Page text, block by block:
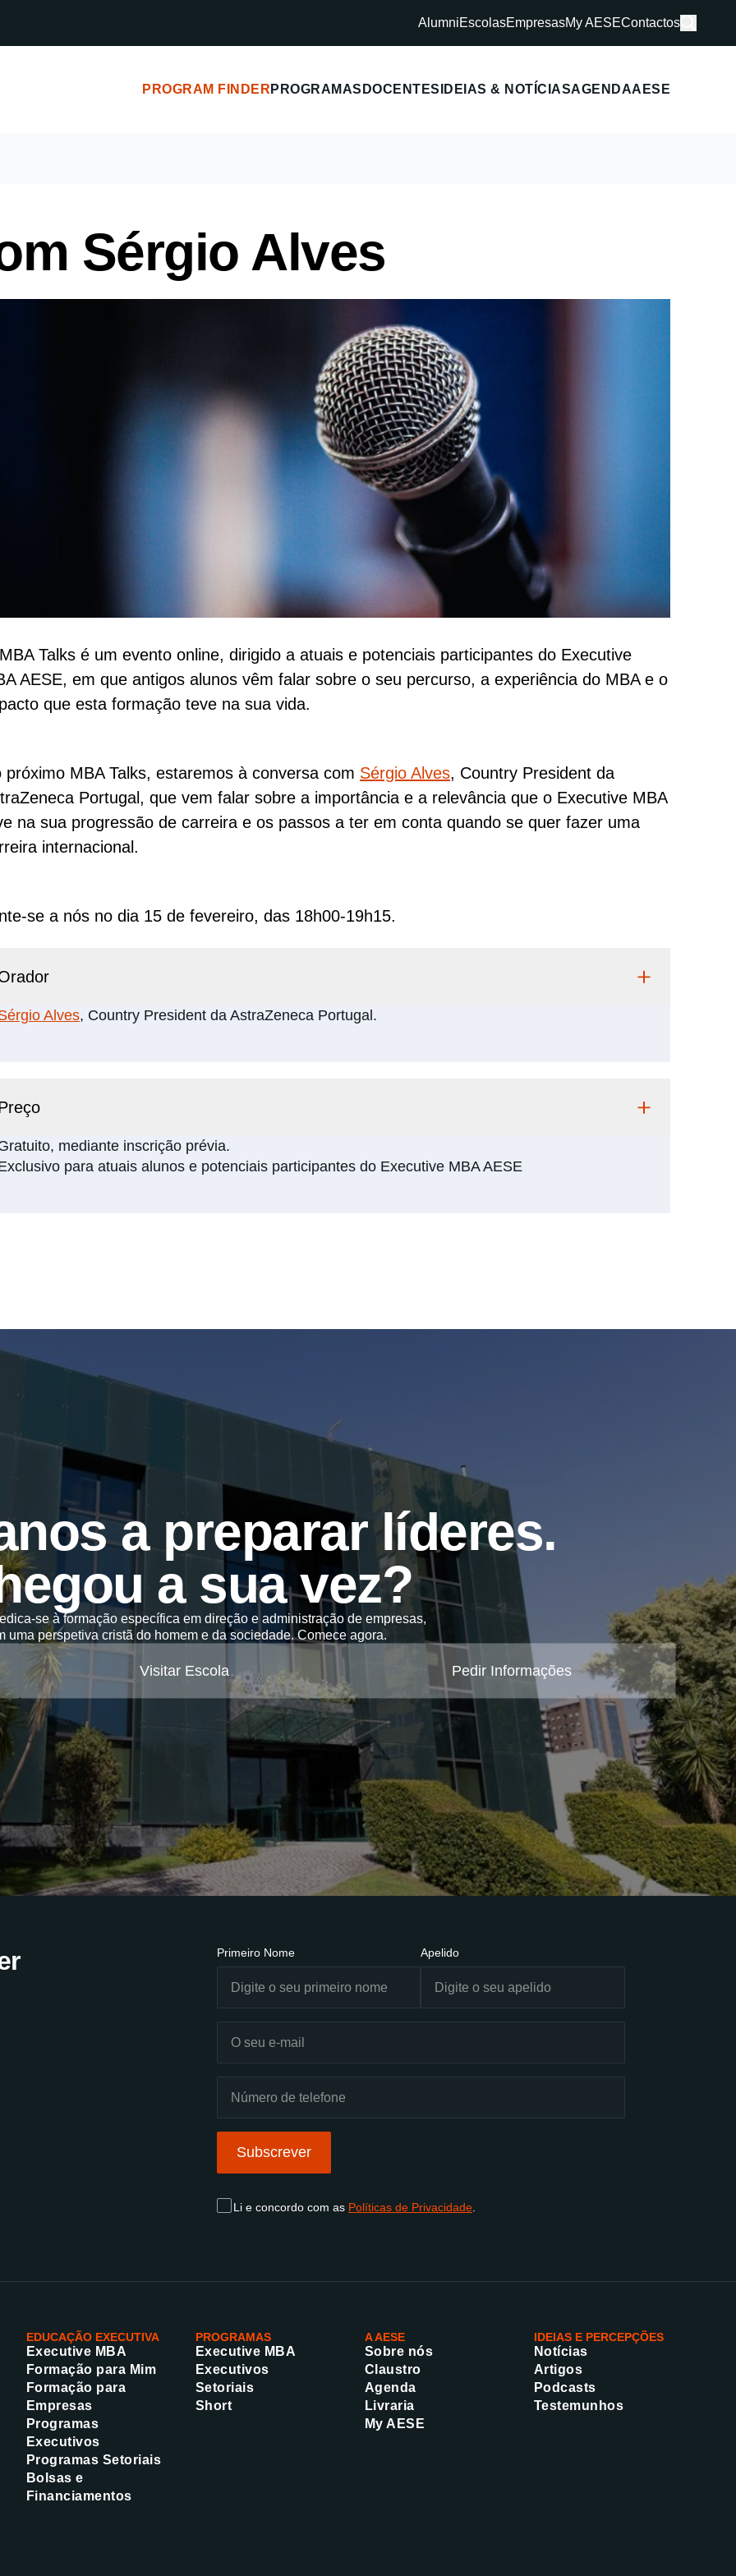
AlumniEscolasEmpresasMy AESEContactos
PROGRAM FINDER PROGRAMAS DOCENTES IDEIAS & NOTÍCIASAGENDAAESE
Sérgio Alves
Talks é um evento online, dirigido a atuais e potenciais participantes do Executive
AESE, em que antigos alunos vêm falar sobre o seu percurso, a experiência do MBA e o
que esta formação teve na sua vida.
próximo MBA Talks, estaremos à conversa com Sérgio Alves, Country President da
Portugal, que vem falar sobre a importância e a relevância que o Executive MBA
na sua progressão de carreira e os passos a ter em conta quando se quer fazer uma
internacional.
se a nós no dia 15 de fevereiro, das 18h00-19h15.
Alves, Country President da AstraZeneca Portugal.
mediante inscrição prévia.
para atuais alunos e potenciais participantes do Executive MBA AESE
a preparar líderes.
a sua vez?
se à formação específica em direção e administração de empresas,
uma perspetiva cristã do homem e da sociedade. Comece agora.
Visitar Escola Pedir Informações
Primeiro Nome Apelido
Subscrever
Li e concordo com as Políticas de Privacidade.
EDUCAÇÃO EXECUTIVA
Executive MBA
Formação para Mim
Formação para
Empresas
Programas
Executivos
Programas Setoriais
Bolsas e
Financiamentos
PROGRAMAS
Executive MBA
Executivos
Setoriais
Short
A AESE
Sobre nós
Claustro
Agenda
Livraria
My AESE
IDEIAS E PERCEPÇÕES
Notícias
Artigos
Podcasts
Testemunhos